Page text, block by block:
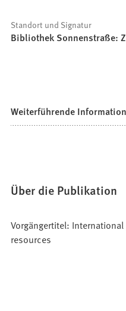
Standort und Signatur
Bibliothek Sonnenstraße:
Weiterführende
Über die Publikation
Vorgängertitel:
resources